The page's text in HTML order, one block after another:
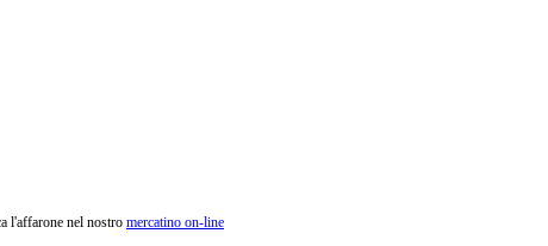
l'affarone nel nostro mercatino on-line